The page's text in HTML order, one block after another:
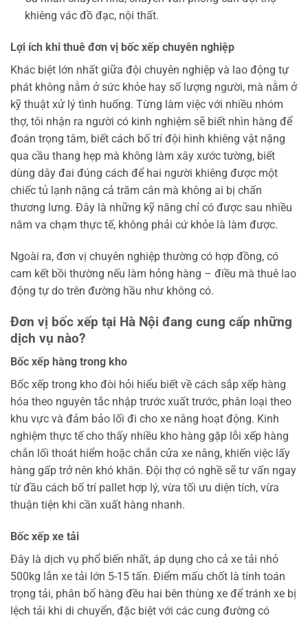
khiêng vác đồ đạc, nội thất.
Lợi ích khi thuê đơn vị bốc xếp chuyên nghiệp
Khác biệt lớn nhất giữa đội chuyên nghiệp và lao động tự
phát không nằm ở sức khỏe hay số lượng người, mà nằm ở
kỹ thuật xử lý tình huống. Từng làm việc với nhiều nhóm
thợ, tôi nhận ra người có kinh nghiệm sẽ biết nhìn hàng để
đoán trọng tâm, biết cách bố trí đội hình khiêng vật nặng
qua cầu thang hẹp mà không làm xây xước tường, biết
dùng dây đai đúng cách để hai người khiêng được một
chiếc tủ lạnh nặng cả trăm cân mà không ai bị chấn
thương lưng. Đây là những kỹ năng chỉ có được sau nhiều
năm va chạm thực tế, không phải cứ khỏe là làm được.
Ngoài ra, đơn vị chuyên nghiệp thường có hợp đồng, có
cam kết bồi thường nếu làm hỏng hàng – điều mà thuê lao
động tự do trên đường hầu như không có.
Đơn vị bốc xếp tại Hà Nội đang cung cấp những
dịch vụ nào?
Bốc xếp hàng trong kho
Bốc xếp trong kho đòi hỏi hiểu biết về cách sắp xếp hàng
hóa theo nguyên tắc nhập trước xuất trước, phân loại theo
khu vực và đảm bảo lối đi cho xe nâng hoạt động. Kinh
nghiệm thực tế cho thấy nhiều kho hàng gặp lỗi xếp hàng
chắn lối thoát hiểm hoặc chắn cửa xe nâng, khiến việc lấy
hàng gấp trở nên khó khăn. Đội thợ có nghề sẽ tư vấn ngay
từ đầu cách bố trí pallet hợp lý, vừa tối ưu diện tích, vừa
thuận tiện khi cần xuất hàng nhanh.
Bốc xếp xe tải
Đây là dịch vụ phổ biến nhất, áp dụng cho cả xe tải nhỏ
500kg lẫn xe tải lớn 5-15 tấn. Điểm mấu chốt là tính toán
trọng tải, phân bổ hàng đều hai bên thùng xe để tránh xe bị
lệch tải khi di chuyển, đặc biệt với các cung đường có